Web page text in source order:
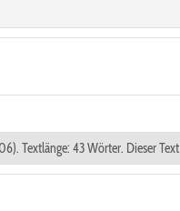
Textlänge: 43 Wörter. Dieser